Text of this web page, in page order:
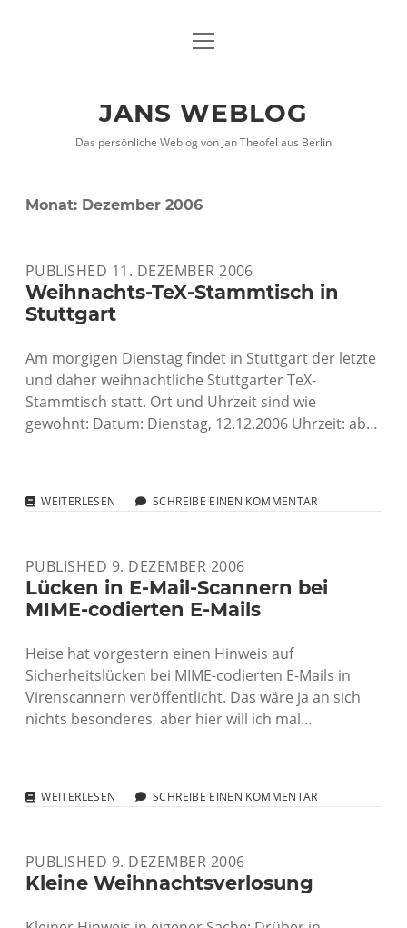
DATENSCHUTZHINWEISE
twitterfacebook
xing
Menü
JANS WEBLOG
Das persönliche Weblog von Jan Theofel aus Berlin
Monat: Dezember 2006
PUBLISHED 11. DEZEMBER 2006
Weihnachts-TeX-Stammtisch in
Stuttgart
Am morgigen Dienstag findet in Stuttgart der letzte
und daher weihnachtliche Stuttgarter TeX-
Stammtisch statt. Ort und Uhrzeit sind wie
gewohnt: Datum: Dienstag, 12.12.2006 Uhrzeit: ab…
WEITERLESEN WEIHNACHTS-
STUTTGART
SCHREIBE EINEN KOMMENTAR
PUBLISHED 9. DEZEMBER 2006
Lücken in E-Mail-Scannern bei
MIME-codierten E-Mails
Heise hat vorgestern einen Hinweis auf
Sicherheitslücken bei MIME-codierten E-Mails in
Virenscannern veröffentlicht. Das wäre ja an sich
nichts besonderes, aber hier will ich mal…
WEITERLESEN LÜCKEN
SCANNERN
BEI
MIME-
SCHREIBE EINEN KOMMENTAR
PUBLISHED 9. DEZEMBER 2006
Kleine Weihnachtsverlosung